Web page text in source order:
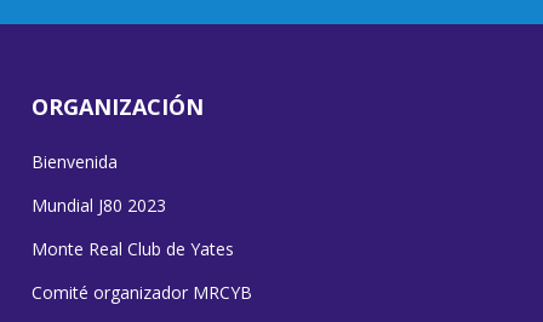
ORGANIZACIÓN
Bienvenida
Mundial J80 2023
Monte Real Club de Yates
Comité organizador MRCYB